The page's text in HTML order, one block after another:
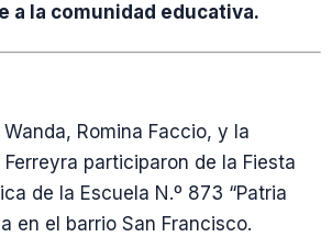
a la comunidad educativa.
Romina Faccio, y la
participaron de la Fiesta
de la Escuela N.º 873 “Patria
en el barrio San Francisco.